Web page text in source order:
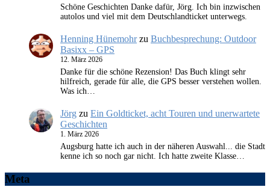
Schöne Geschichten Danke dafür, Jörg. Ich bin inzwischen
autolos und viel mit dem Deutschlandticket unterwegs.
Henning Hünemohrzu Buchbesprechung: Outdoor
Basixx – GPS
12. März 2026
Danke für die schöne Rezension! Das Buch klingt sehr
hilfreich, gerade für alle, die GPS besser verstehen wollen.
Was ich…
Jörg zu Ein Goldticket, acht Touren und unerwartete
Geschichten
1. März 2026
Augsburg hatte ich auch in der näheren Auswahl... die Stadt
kenne ich so noch gar nicht. Ich hatte zweite Klasse…
Meta